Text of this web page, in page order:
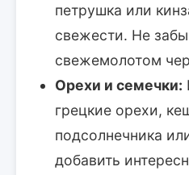
петрушка или
свежести. Не
свежемолотом
Орехи и семечки:
грецкие орехи,
подсолнечника
добавить